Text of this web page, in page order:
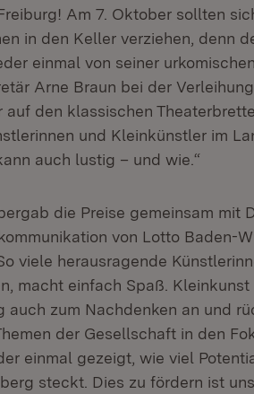
Am 7. Oktober sollten
in den Keller verziehen, denn
einmal von seiner
Arne Braun bei der
den klassischen
und Kleinkünstler im
auch lustig – und wie.“
die Preise gemeinsam mit
von Lotto Baden-
viele herausragende
macht einfach Spaß.
auch zum Nachdenken an und
der Gesellschaft in den
einmal gezeigt, wie viel
steckt. Dies zu fördern ist